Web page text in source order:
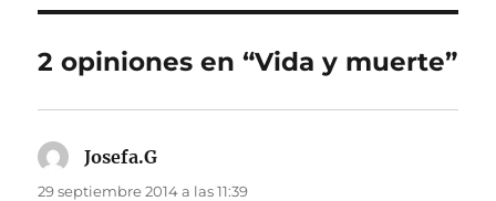
2 opiniones en “Vida y muerte”
Josefa.G
29 septiembre 2014 a las 11:39